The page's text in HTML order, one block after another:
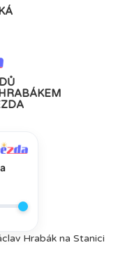
Hrabák na Stanici